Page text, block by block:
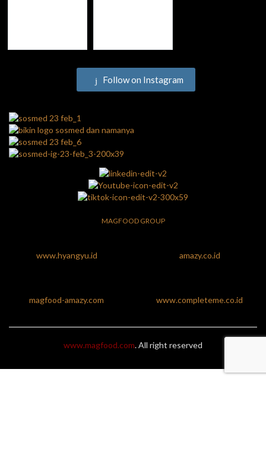
Follow on Instagram
MAGFOOD GROUP
www.hyangyu.id amazy.co.id
magfood-amazy.com www.completeme.co.id
www.magfood.com. All right reserved